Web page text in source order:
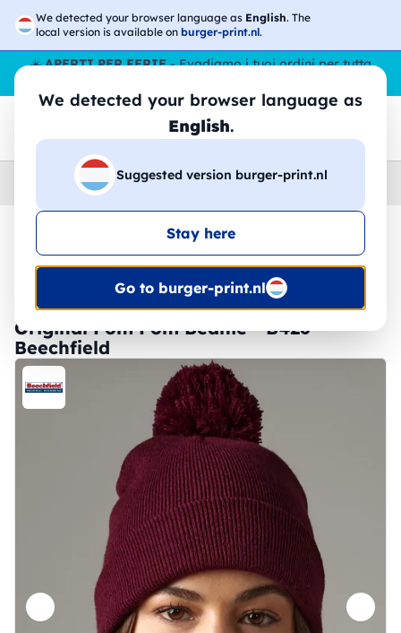
We detected your browser language as English. The
local version is available on burger-print.nl.
We detected your browser language as
English.
Suggested version burger-print.nl
Stay here
Go to burger-print.nl
☀️APERTI PER FERIE- Evadiamo i tuoi ordini per tutta
Accessori › Cappellini
🔥 -30% Stampa DTF
Original Pom Pom Beanie - B426 -
Beechfield